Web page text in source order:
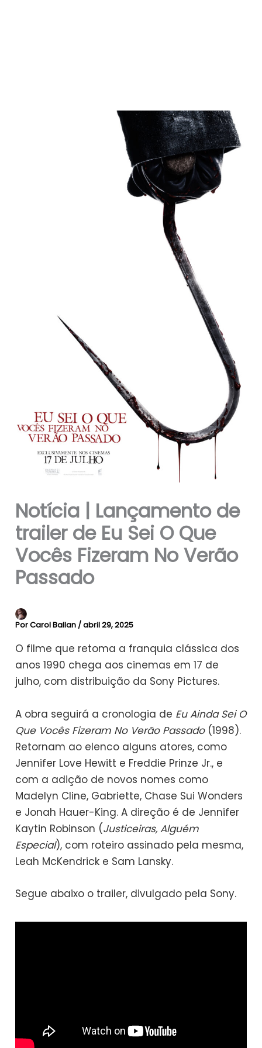
Notícia | Lançamento de
trailer de Eu Sei O Que
Vocês Fizeram No Verão
Passado
PorCarol Ballan /abril 29, 2025
O filme que retoma a franquia clássica dos
anos 1990 chega aos cinemas em 17 de
julho, com distribuição da Sony Pictures.
A obra seguirá a cronologia de Eu Ainda Sei O
Que Vocês Fizeram No Verão Passado(1998).
Retornam ao elenco alguns atores, como
Jennifer Love Hewitt e Freddie Prinze Jr., e
com a adição de novos nomes como
Madelyn Cline, Gabriette, Chase Sui Wonders
e Jonah Hauer-King. A direção é de Jennifer
Kaytin Robinson (Justiceiras, Alguém
Especial), com roteiro assinado pela mesma,
Leah McKendrick e Sam Lansky.
Segue abaixo o trailer, divulgado pela Sony.